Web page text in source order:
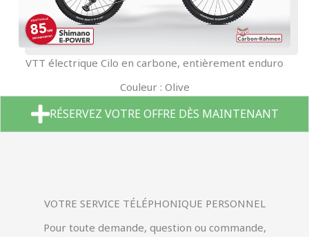
VTT électrique Cilo en carbone, entièrement enduro
Couleur : Olive
RÉSERVEZ VOTRE OFFRE DÈS MAINTENANT
VOTRE SERVICE TÉLÉPHONIQUE PERSONNEL
Pour toute demande, question ou commande,